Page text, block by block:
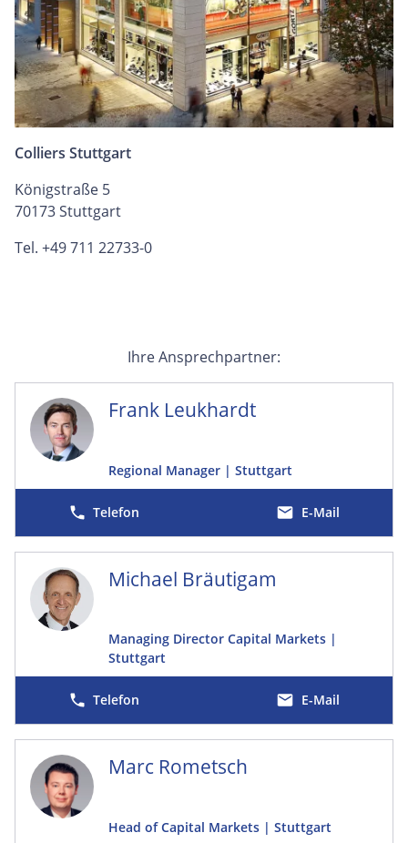
Colliers Stuttgart
Königstraße 5
70173 Stuttgart
Tel. +49 711 22733-0
Ihre Ansprechpartner:
Frank Leukhardt
Regional Manager | Stuttgart
E-Mail
Michael Bräutigam
Managing Director Capital Markets |
Stuttgart
E-Mail
Marc Rometsch
Head of Capital Markets | Stuttgart